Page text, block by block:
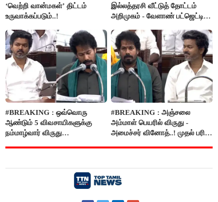
‘வெற்றி வான்மகள்’ திட்டம்
உருவாக்கப்படும்..!
இல்லத்தரசி வீட்டுத் தோட்டம்
அறிமுகம் - வேளாண் பட்ஜெட்டில்
#BREAKING : ஒவ்வொரு
ஆண்டும் 5 விவசாயிகளுக்கு
நம்மாழ்வார் விருது
#BREAKING : அஞ்சலை
அம்மாள் பெயரில் விருது -
அமைச்சர் வினோத்..! முதல் பரிசு